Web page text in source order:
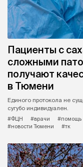
Пациенты с
сложными
получают
в Тюмени
Единого протокола не
сугубо индивидуален.
#ФЦН
#врачи #помощь
#новости Тюмени
#тк